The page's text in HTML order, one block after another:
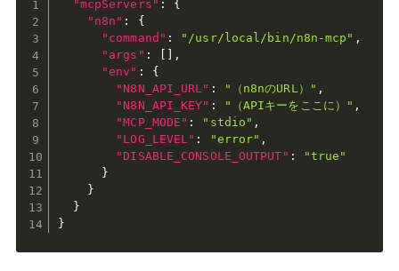
"mcpServers" :
{
"n8n" :
{
"command" : "/usr/local/bin/n8n-mcp" ,
"args" :
,
"env" :
{
"N8N_API_URL" : "（n8nのURL）" ,
"N8N_API_KEY" : "（APIキーをここに）" ,
"MCP_MODE" : "stdio" ,
"LOG_LEVEL" : "error" ,
"DISABLE_CONSOLE_OUTPUT" :
"true"
}
}
}
}